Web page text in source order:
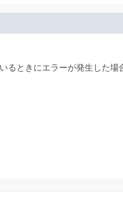
るときにエラーが発生した